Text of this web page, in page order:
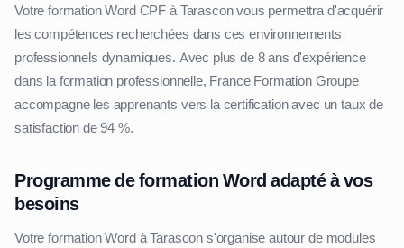
Votre formation Word CPF à Tarascon vous permettra d'acquérir
les compétences recherchées dans ces environnements
professionnels dynamiques. Avec plus de 8 ans d'expérience
dans la formation professionnelle, France Formation Groupe
accompagne les apprenants vers la certification avec un taux de
satisfaction de 94 %.
Programme de formation Word adapté à vos
besoins
Votre formation Word à Tarascon s'organise autour de modules